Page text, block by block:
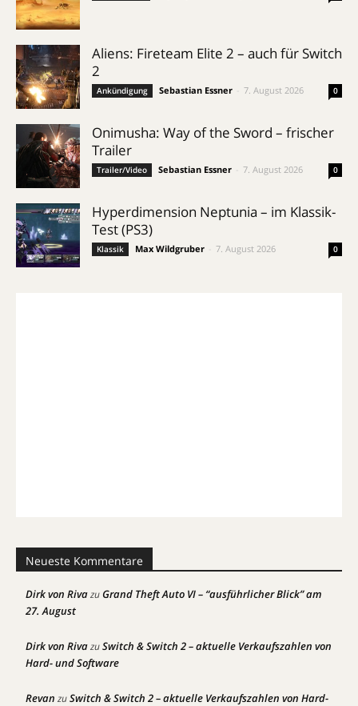
Aliens: Fireteam Elite 2 – auch für Switch
2
Ankündigung Sebastian Essner 7. August 2026 0
Onimusha: Way of the Sword – frischer
Trailer
Trailer/Video Sebastian Essner 7. August 2026 0
Hyperdimension Neptunia – im Klassik-
Test (PS3)
Klassik Max Wildgruber 7. August 2026 0
Neueste Kommentare
Dirk von RivazuGrand Theft Auto VI – “ausführlicher Blick” am
27. August
Dirk von RivazuSwitch & Switch 2 – aktuelle Verkaufszahlen von
Hard- und Software
Revan zuSwitch & Switch 2 – aktuelle Verkaufszahlen von Hard-